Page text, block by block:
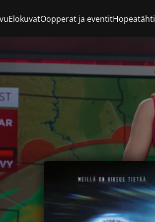
ElokuvatOopperat ja eventitHopeatähti